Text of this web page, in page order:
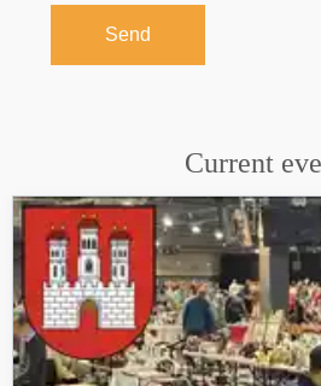
Send
Current